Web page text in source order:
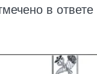
в ответе